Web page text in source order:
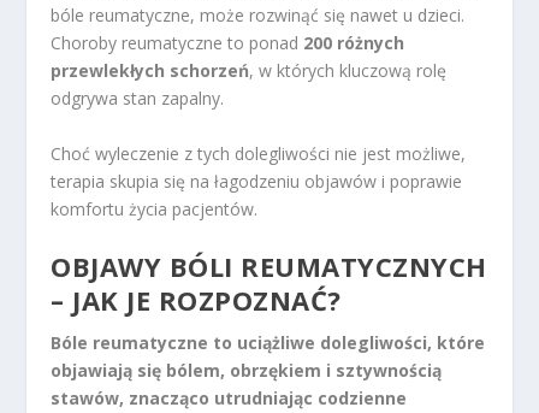
bóle reumatyczne, może rozwinąć się nawet u dzieci.
Choroby reumatyczne to ponad 200 różnych
przewlekłych schorzeń, w których kluczową rolę
odgrywa stan zapalny.
Choć wyleczenie z tych dolegliwości nie jest możliwe,
terapia skupia się na łagodzeniu objawów i poprawie
komfortu życia pacjentów.
OBJAWY BÓLI REUMATYCZNYCH
– JAK JE ROZPOZNAĆ?
Bóle reumatyczne to uciążliwe dolegliwości, które
objawiają się bólem, obrzękiem i sztywnością
stawów, znacząco utrudniając codzienne